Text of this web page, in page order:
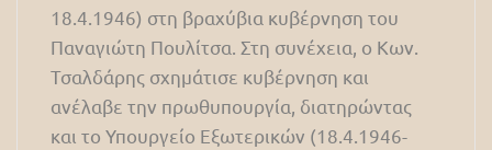
18.4.1946) στη βραχύβια κυβέρνηση του
Παναγιώτη Πουλίτσα. Στη συνέχεια, ο Κων.
Τσαλδάρης σχημάτισε κυβέρνηση και
ανέλαβε την πρωθυπουργία, διατηρώντας
και το Υπουργείο Εξωτερικών (18.4.1946-